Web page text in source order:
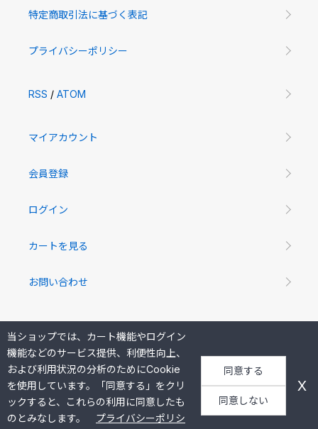
当ショップでは、カート機能やログイン
機能などのサービス提供、利便性向上、
および利用状況の分析のためにCookie
を使用しています。「同意する」をクリ
ックすると、これらの利用に同意したも
のとみなします。 プライバシーポリシ
同意する
同意しない
X
特定商取引法に基づく表記
プライバシーポリシー
RSS / ATOM
マイアカウント
会員登録
ログイン
カートを見る
お問い合わせ
杉岡システム公式オンラインショップ
©2017-2026 Sugioka System Co., Ltd. All Rights Reserved.
Powered by